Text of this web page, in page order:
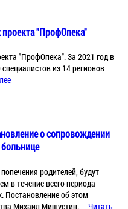
"ПрофОпека"
"ПрофОпека". За 2021 год в
из 14 регионов
о сопровождении
родителей, будут
в течение всего периода
Постановление об этом
Михаил Мишустин.
Читать